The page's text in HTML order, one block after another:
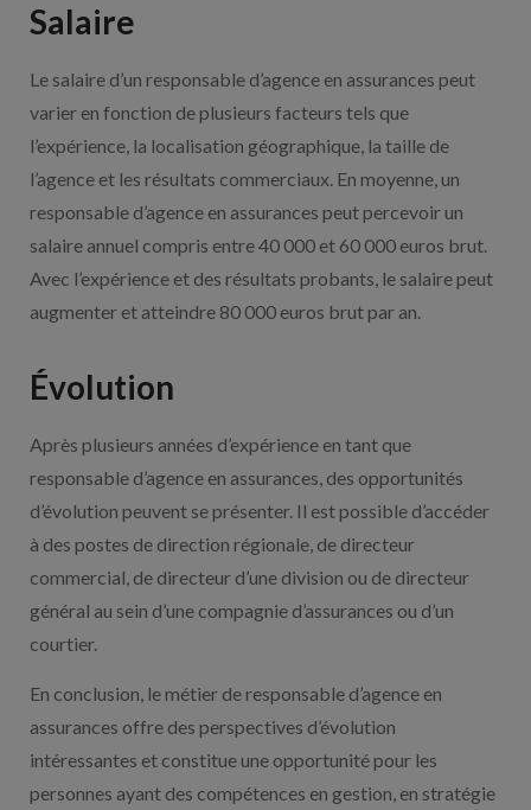
Salaire
Le salaire d’un responsable d’agence en assurances peut
varier en fonction de plusieurs facteurs tels que
l’expérience, la localisation géographique, la taille de
l’agence et les résultats commerciaux. En moyenne, un
responsable d’agence en assurances peut percevoir un
salaire annuel compris entre 40 000 et 60 000 euros brut.
Avec l’expérience et des résultats probants, le salaire peut
augmenter et atteindre 80 000 euros brut par an.
Évolution
Après plusieurs années d’expérience en tant que
responsable d’agence en assurances, des opportunités
d’évolution peuvent se présenter. Il est possible d’accéder
à des postes de direction régionale, de directeur
commercial, de directeur d’une division ou de directeur
général au sein d’une compagnie d’assurances ou d’un
courtier.
En conclusion, le métier de responsable d’agence en
assurances offre des perspectives d’évolution
intéressantes et constitue une opportunité pour les
personnes ayant des compétences en gestion, en stratégie